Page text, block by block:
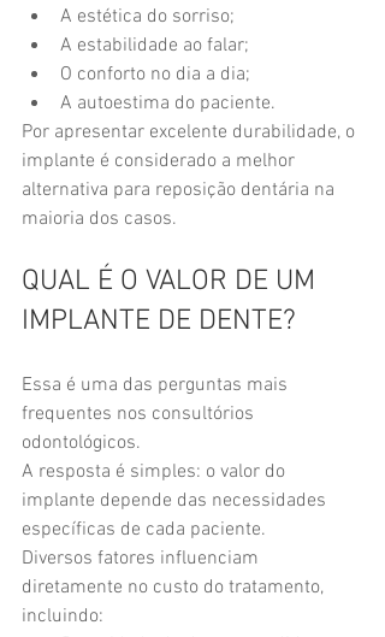
A estética do sorriso;
A estabilidade ao falar;
O conforto no dia a dia;
A autoestima do paciente.
Por apresentar excelente durabilidade, o
implante é considerado a melhor
alternativa para reposição dentária na
maioria dos casos.
QUAL É O VALOR DE UM
IMPLANTE DE DENTE?
Essa é uma das perguntas mais
frequentes nos consultórios
odontológicos.
A resposta é simples: o valor do
implante depende das necessidades
específicas de cada paciente.
Diversos fatores influenciam
diretamente no custo do tratamento,
incluindo: